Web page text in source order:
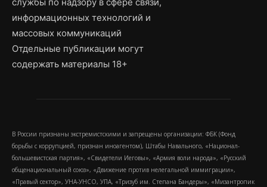
информационных технологий и
массовых коммуникаций
Отдельные публикации могут
содержать материалы 18+
В России признаны экстремистскими и запрещены организации: ФБК (Фонд
борьбы с коррупцией, признан иноагентом), Штабы Навального, «Национал-
большевистская партия», «Свидетели Иеговы», «Армия воли народа», «Русский
общенациональный союз», «Движение против нелегальной иммиграции»,
«Правый сектор», УНА-УНСО, УПА, «Тризуб им. Степана Бандеры», «Мизантропик